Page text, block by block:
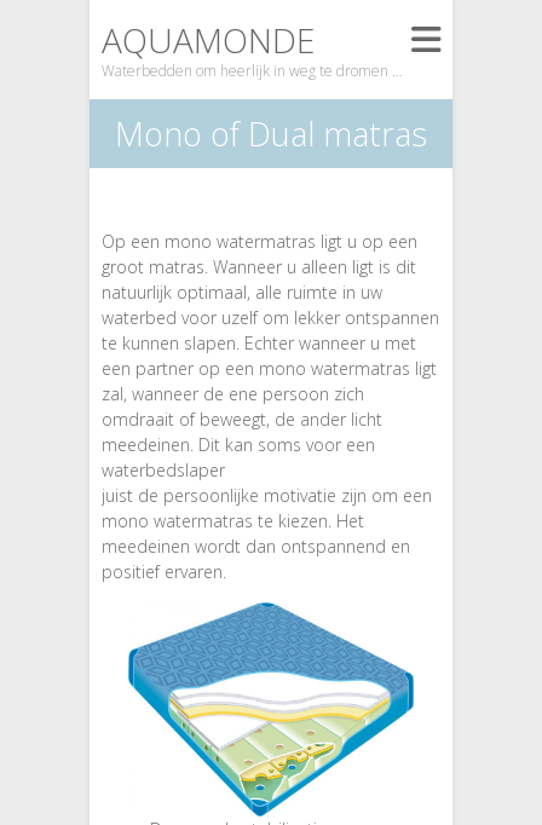
AQUAMONDE
Waterbedden om heerlijk in weg te dromen …
Mono of Dual matras
Op een mono watermatras ligt u op een
groot matras. Wanneer u alleen ligt is dit
natuurlijk optimaal, alle ruimte in uw
waterbed voor uzelf om lekker ontspannen
te kunnen slapen. Echter wanneer u met
een partner op een mono watermatras ligt
zal, wanneer de ene persoon zich
omdraait of beweegt, de ander licht
meedeinen. Dit kan soms voor een
waterbedslaper
juist de persoonlijke motivatie zijn om een
mono watermatras te kiezen. Het
meedeinen wordt dan ontspannend en
positief ervaren.